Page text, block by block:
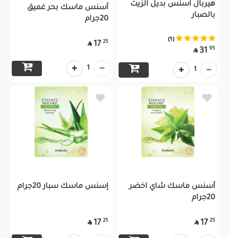
هيربال اسنس بديل الزيت
بالصبار
(1)
95
31

1
أسنس ماسك بحر غميق
20جرام
25
17

1
أسنس ماسك شاي اخضر
20جرام
25
17

إسنس ماسك سبار 20جرام
25
17
